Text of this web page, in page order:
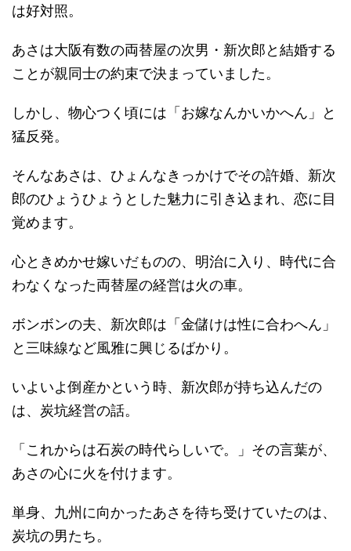
は好対照。
あさは大阪有数の両替屋の次男・新次郎と結婚する
ことが親同士の約束で決まっていました。
しかし、物心つく頃には「お嫁なんかいかへん」と
猛反発。
そんなあさは、ひょんなきっかけでその許婚、新次
郎のひょうひょうとした魅力に引き込まれ、恋に目
覚めます。
心ときめかせ嫁いだものの、明治に入り、時代に合
わなくなった両替屋の経営は火の車。
ボンボンの夫、新次郎は「金儲けは性に合わへん」
と三味線など風雅に興じるばかり。
いよいよ倒産かという時、新次郎が持ち込んだの
は、炭坑経営の話。
「これからは石炭の時代らしいで。」その言葉が、
あさの心に火を付けます。
単身、九州に向かったあさを待ち受けていたのは、
炭坑の男たち。